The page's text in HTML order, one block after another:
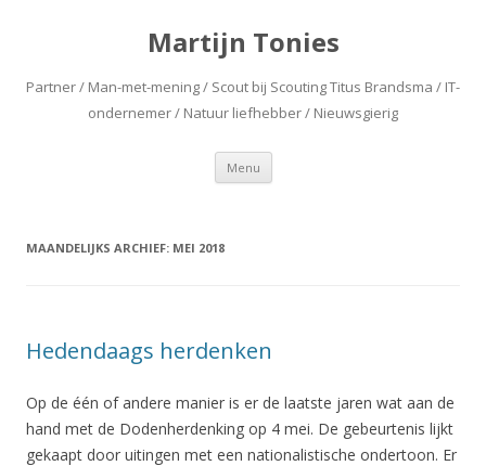
Martijn Tonies
Partner / Man-met-mening / Scout bij Scouting Titus Brandsma / IT-
ondernemer / Natuur liefhebber / Nieuwsgierig
Menu Spring naar de inhoud
MAANDELIJKS ARCHIEF: MEI 2018
Hedendaags herdenken
Op de één of andere manier is er de laatste jaren wat aan de
hand met de Dodenherdenking op 4 mei. De gebeurtenis lijkt
gekaapt door uitingen met een nationalistische ondertoon. Er